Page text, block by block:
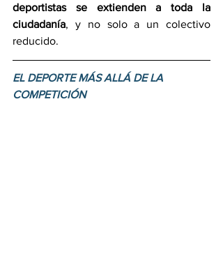
deportistas se extienden a toda la
ciudadanía, y no solo a un colectivo
reducido.
EL DEPORTE MÁS ALLÁ DE LA
COMPETICIÓN